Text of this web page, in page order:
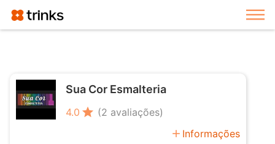
Sua Cor Esmalteria
4.0 star (2 avaliações)
add Informações